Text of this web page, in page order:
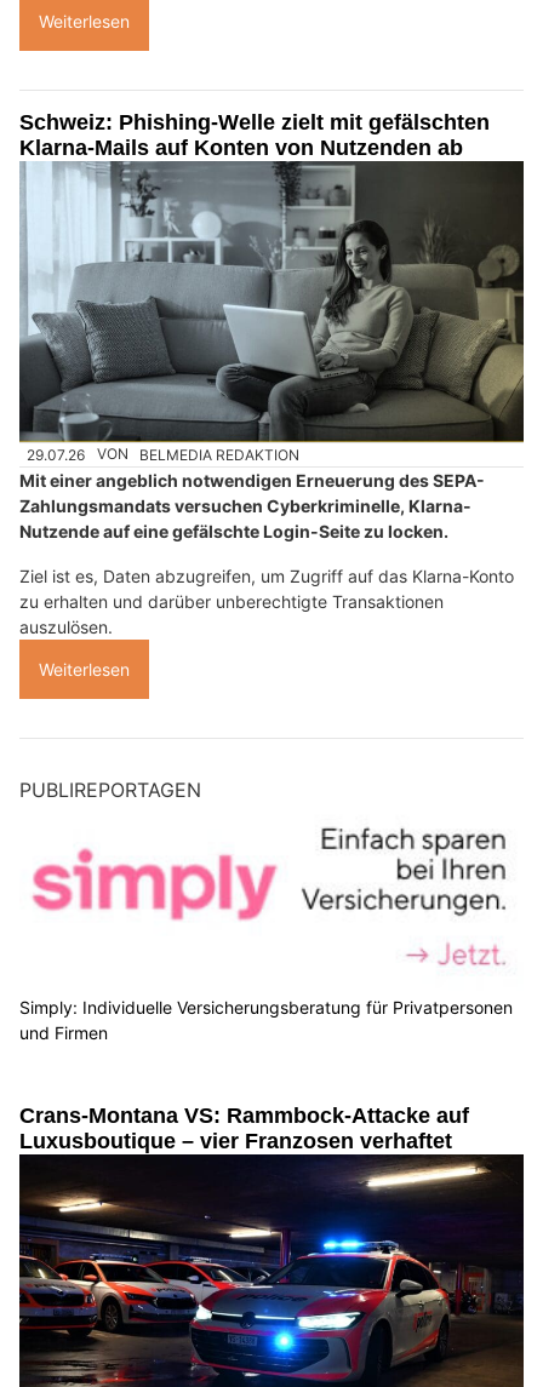
Weiterlesen
Schweiz: Phishing-Welle zielt mit gefälschten
Klarna-Mails auf Konten von Nutzenden ab
29.07.26 VON BELMEDIA REDAKTION
Mit einer angeblich notwendigen Erneuerung des SEPA-
Zahlungsmandats versuchen Cyberkriminelle, Klarna-
Nutzende auf eine gefälschte Login-Seite zu locken.
Ziel ist es, Daten abzugreifen, um Zugriff auf das Klarna-Konto
zu erhalten und darüber unberechtigte Transaktionen
auszulösen.
Weiterlesen
PUBLIREPORTAGEN
Simply: Individuelle Versicherungsberatung für Privatpersonen
und Firmen
Crans-Montana VS: Rammbock-Attacke auf
Luxusboutique – vier Franzosen verhaftet